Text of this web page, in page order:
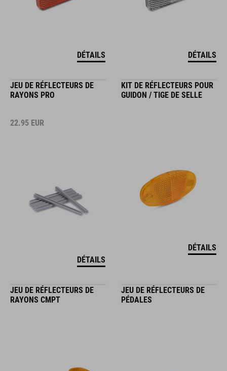
DÉTAILS DÉTAILS
JEU DE RÉFLECTEURS DE
RAYONS PRO
22.95 EUR
DÉTAILS
KIT DE RÉFLECTEURS POUR
GUIDON / TIGE DE SELLE
DÉTAILS
JEU DE RÉFLECTEURS DE
RAYONS CMPT
JEU DE RÉFLECTEURS DE
PÉDALES